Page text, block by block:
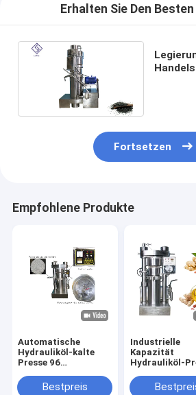
Erhalten Sie Den
Fortsetzen
Empfohlene Produkte
Automatische
Hydrauliköl-kalte
Presse 96
Presse-Maschine 60
Bestpreis
Industrielle
Kapazität
Hydrauliköl-
Erdnussöl